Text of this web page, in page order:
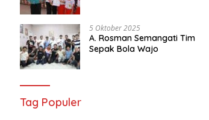
5 Oktober 2025
A. Rosman Semangati Tim
Sepak Bola Wajo
Tag Populer